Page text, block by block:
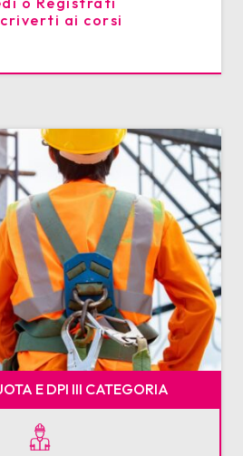
ai corsi
E DPI III CATEGORIA